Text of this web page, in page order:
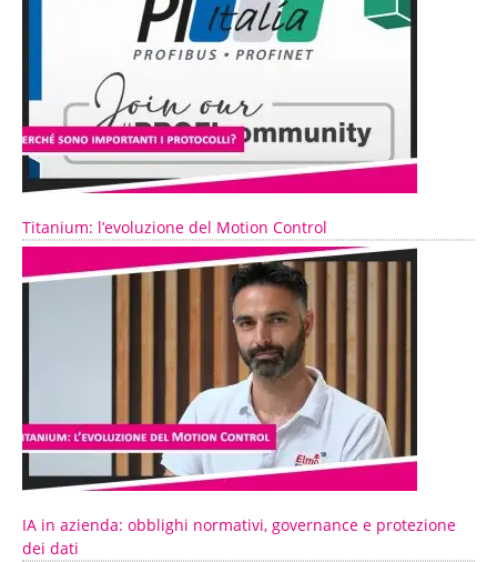
Titanium: l’evoluzione del Motion Control
IA in azienda: obblighi normativi, governance e protezione
dei dati